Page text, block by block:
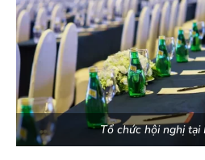
Tổ chức hội nghị tại